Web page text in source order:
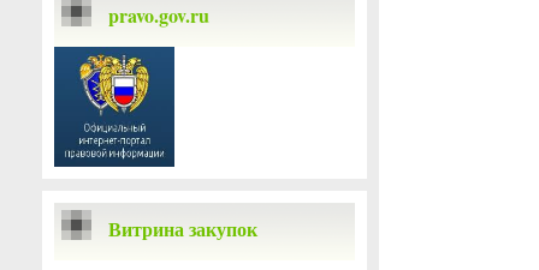
pravo.gov.ru
Витрина закупок